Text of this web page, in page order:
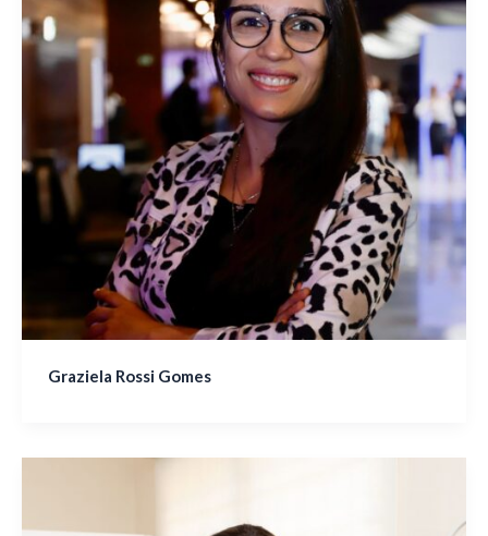
Graziela Rossi Gomes